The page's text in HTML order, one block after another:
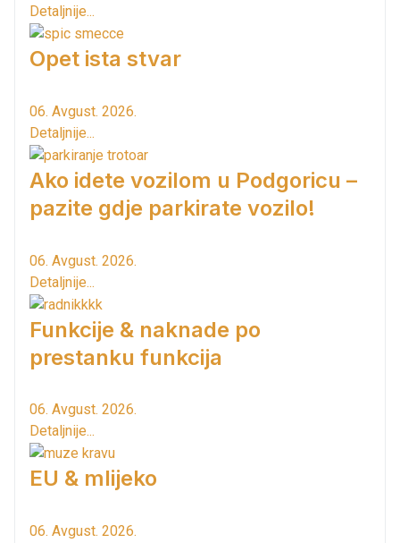
Detaljnije...
Opet ista stvar
06. Avgust. 2026.
Detaljnije...
Ako idete vozilom u Podgoricu –
pazite gdje parkirate vozilo!
06. Avgust. 2026.
Detaljnije...
Funkcije & naknade po
prestanku funkcija
06. Avgust. 2026.
Detaljnije...
EU & mlijeko
06. Avgust. 2026.